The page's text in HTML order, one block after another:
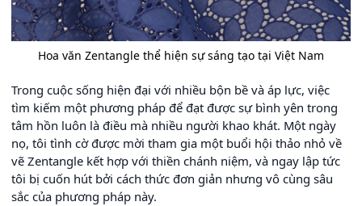
Hoa văn Zentangle thể hiện sự sáng tạo tại Việt Nam
Trong cuộc sống hiện đại với nhiều bộn bề và áp lực, việc
tìm kiếm một phương pháp để đạt được sự bình yên trong
tâm hồn luôn là điều mà nhiều người khao khát. Một ngày
nọ, tôi tình cờ được mời tham gia một buổi hội thảo nhỏ về
vẽ Zentangle kết hợp với thiền chánh niệm, và ngay lập tức
tôi bị cuốn hút bởi cách thức đơn giản nhưng vô cùng sâu
sắc của phương pháp này.